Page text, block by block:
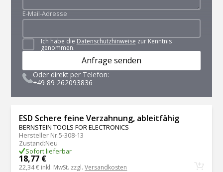
E-Mail-Adresse
Ich habe die Datenschutzhinweise zur Kenntnis
genommen.
Anfrage senden
Oder direkt per Telefon:
+49 89 262093836
ESD Schere feine Verzahnung, ableitfähig
BERNSTEIN TOOLS FOR ELECTRONICS
Hersteller Nr.5-308-13
Zustand:Neu
Sofort lieferbar
18,77 €
22,34 € inkl. MwSt. zzgl.Versandkosten